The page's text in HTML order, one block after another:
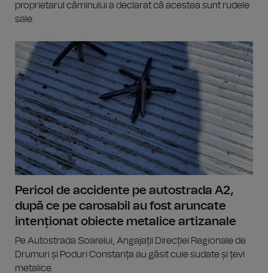
proprietarul căminului a declarat că acestea sunt rudele
sale.
Pericol de accidente pe autostrada A2,
după ce pe carosabil au fost aruncate
intenționat obiecte metalice artizanale
Pe Autostrada Soarelui, Angajații Direcției Regionale de
Drumuri și Poduri Constanța au găsit cuie sudate și țevi
metalice.